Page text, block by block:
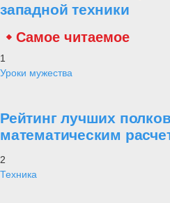
западной техники
Самое читаемое
1
Уроки мужества
Рейтинг лучших
математическим
2
Техника